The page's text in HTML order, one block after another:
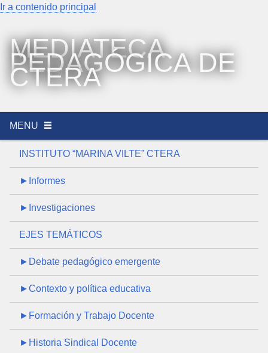
Ir a contenido principal
MEDIATECA
PEDAGÓGICA DE
CTERA
MENU
INSTITUTO “MARINA VILTE” CTERA
►Informes
►Investigaciones
EJES TEMÁTICOS
►Debate pedagógico emergente
►Contexto y política educativa
►Formación y Trabajo Docente
►Historia Sindical Docente